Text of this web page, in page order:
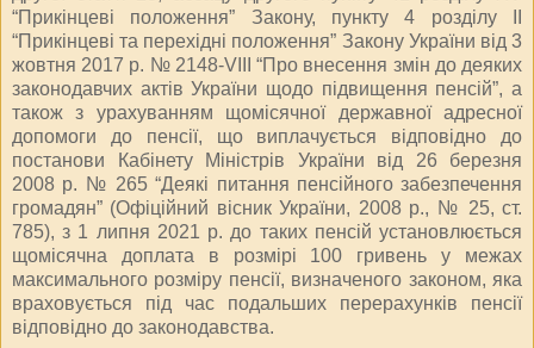
“Прикінцеві положення” Закону, пункту 4 розділу ІІ
“Прикінцеві та перехідні положення” Закону України від 3
жовтня 2017 р. № 2148-VIII “Про внесення змін до деяких
законодавчих актів України щодо підвищення пенсій”, а
також з урахуванням щомісячної державної адресної
допомоги до пенсії, що виплачується відповідно до
постанови Кабінету Міністрів України від 26 березня
2008 р. № 265 “Деякі питання пенсійного забезпечення
громадян” (Офіційний вісник України, 2008 р., № 25, ст.
785), з 1 липня 2021 р. до таких пенсій установлюється
щомісячна доплата в розмірі 100 гривень у межах
максимального розміру пенсії, визначеного законом, яка
враховується під час подальших перерахунків пенсії
відповідно до законодавства.